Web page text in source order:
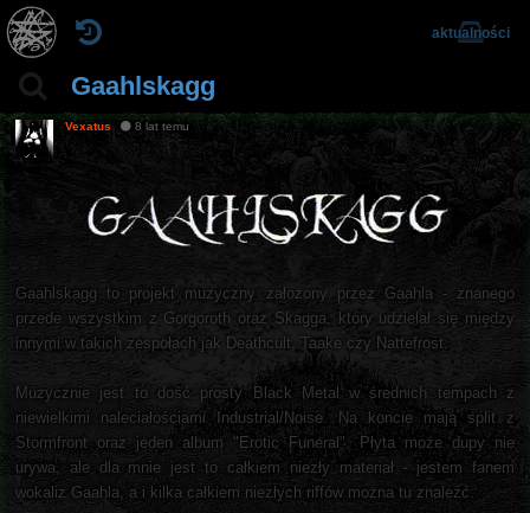
Gaahlskagg
aktualności
Vexatus 8 lat temu
Gaahlskagg to projekt muzyczny założony przez Gaahla - znanego
przede wszystkim z Gorgoroth oraz Skagga, który udzielał się między
innymi w takich zespołach jak Deathcult, Taake czy Nattefrost.
Muzycznie jest to dość prosty Black Metal w średnich tempach z
niewielkimi naleciałościami Industrial/Noise. Na koncie mają split z
Stormfront oraz jeden album "Erotic Funeral". Płyta może dupy nie
urywa, ale dla mnie jest to całkiem niezły materiał - jestem fanem
wokaliz Gaahla, a i kilka całkiem niezłych riffów można tu znaleźć.